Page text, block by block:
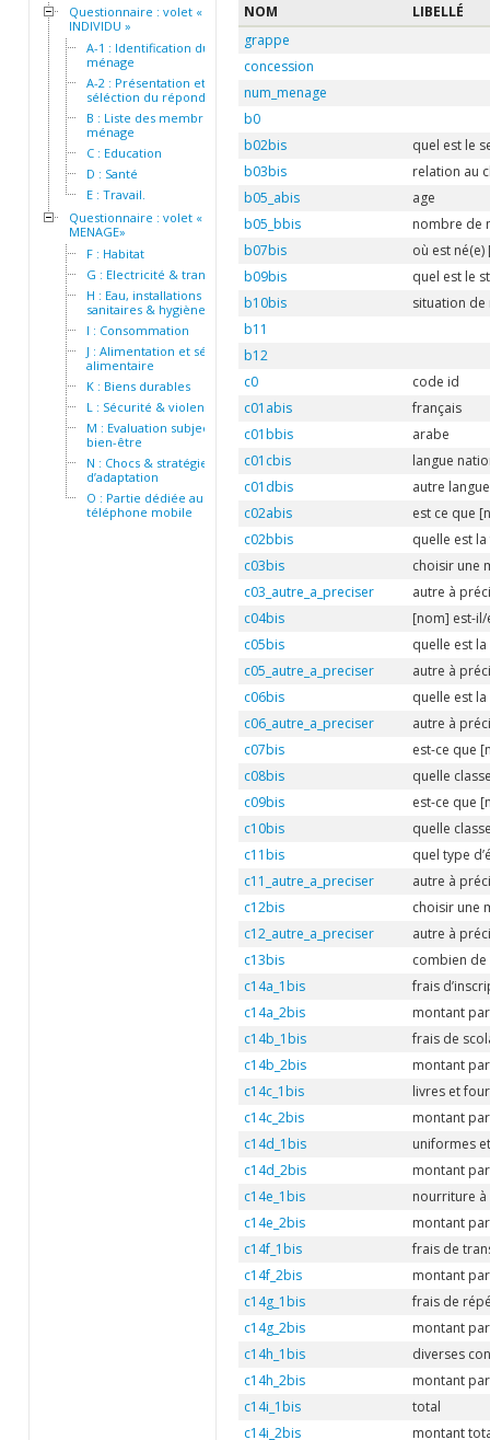
Questionnaire : volet «
INDIVIDU »
A-1 : Identification du
ménage
A-2 : Présentation et
séléction du répondant
B : Liste des membres du
ménage
C : Education
D : Santé
E : Travail.
Questionnaire : volet «
MENAGE»
F : Habitat
G : Electricité & transport
H : Eau, installations
sanitaires & hygiène
I : Consommation
J : Alimentation et sécurité
alimentaire
K : Biens durables
L : Sécurité & violence
M : Evaluation subjective du
bien-être
N : Chocs & stratégies
d’adaptation
O : Partie dédiée au
téléphone mobile
NOM
LIBELLÉ
grappe
concession
num_menage
b0
b02bis
quel est le
b03bis
relation au
b05_abis
age
b05_bbis
nombre de
b07bis
où est né(e)
b09bis
quel est le
b10bis
situation de
b11
b12
c0
code id
c01abis
français
c01bbis
arabe
c01cbis
langue
c01dbis
autre langue
c02abis
est ce que
c02bbis
quelle est
c03bis
choisir une
c03_autre_a_preciser
autre à
c04bis
[nom] est-il/
c05bis
quelle est
c05_autre_a_preciser
autre à
c06bis
quelle est
c06_autre_a_preciser
autre à
c07bis
est-ce que
c08bis
quelle
c09bis
est-ce que
c10bis
quelle
c11bis
quel type
c11_autre_a_preciser
autre à
c12bis
choisir une
c12_autre_a_preciser
autre à
c13bis
combien de
c14a_1bis
frais
c14a_2bis
montant
c14b_1bis
frais de
c14b_2bis
montant
c14c_1bis
livres et
c14c_2bis
montant
c14d_1bis
uniformes
c14d_2bis
montant
c14e_1bis
nourriture à
c14e_2bis
montant
c14f_1bis
frais de
c14f_2bis
montant
c14g_1bis
frais de
c14g_2bis
montant
c14h_1bis
diverses
c14h_2bis
montant
c14i_1bis
total
c14i_2bis
montant